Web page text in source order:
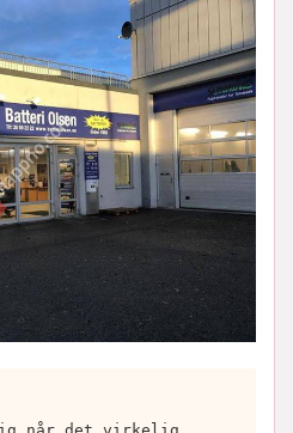
når det virkelig